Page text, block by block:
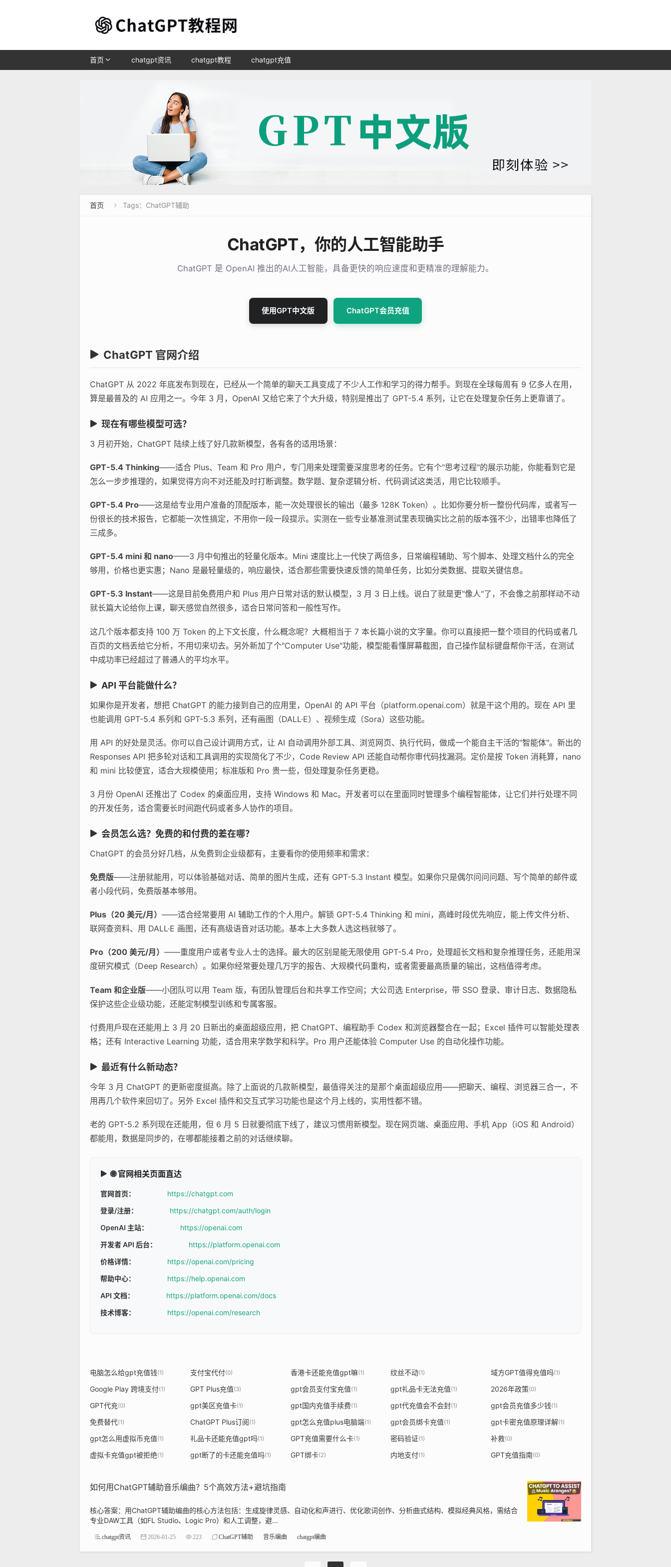
首页 chatgpt资讯 chatgpt教程 chatgpt充值
首页  Tags：ChatGPT辅助
ChatGPT，你的人工智能助手
ChatGPT 是 OpenAI 推出的AI人工智能，具备更快的响应速度和更精准的理解能力。
使用GPT中文版 ChatGPT会员充值
ChatGPT 官网介绍
ChatGPT 从 2022 年底发布到现在，已经从一个简单的聊天工具变成了不少人工作和学习的得力帮手。到现在全球每周有 9 亿多人在用，
算是最普及的 AI 应用之一。今年 3 月，OpenAI 又给它来了个大升级，特别是推出了 GPT-5.4 系列，让它在处理复杂任务上更靠谱了。
现在有哪些模型可选？
3 月初开始，ChatGPT 陆续上线了好几款新模型，各有各的适用场景：
GPT-5.4 Thinking——适合 Plus、Team 和 Pro 用户，专门用来处理需要深度思考的任务。它有个"思考过程"的展示功能，你能看到它是
怎么一步步推理的，如果觉得方向不对还能及时打断调整。数学题、复杂逻辑分析、代码调试这类活，用它比较顺手。
GPT-5.4 Pro——这是给专业用户准备的顶配版本，能一次处理很长的输出（最多 128K Token）。比如你要分析一整份代码库，或者写一
份很长的技术报告，它都能一次性搞定，不用你一段一段提示。实测在一些专业基准测试里表现确实比之前的版本强不少，出错率也降低了
三成多。
GPT-5.4 mini 和 nano——3 月中旬推出的轻量化版本。Mini 速度比上一代快了两倍多，日常编程辅助、写个脚本、处理文档什么的完全
够用，价格也更实惠；Nano 是最轻量级的，响应最快，适合那些需要快速反馈的简单任务，比如分类数据、提取关键信息。
GPT-5.3 Instant——这是目前免费用户和 Plus 用户日常对话的默认模型，3 月 3 日上线。说白了就是更"像人"了，不会像之前那样动不动
就长篇大论给你上课，聊天感觉自然很多，适合日常问答和一般性写作。
这几个版本都支持 100 万 Token 的上下文长度，什么概念呢？大概相当于 7 本长篇小说的文字量。你可以直接把一整个项目的代码或者几
百页的文档丢给它分析，不用切来切去。另外新加了个"Computer Use"功能，模型能看懂屏幕截图，自己操作鼠标键盘帮你干活，在测试
中成功率已经超过了普通人的平均水平。
API 平台能做什么？
如果你是开发者，想把 ChatGPT 的能力接到自己的应用里，OpenAI 的 API 平台（platform.openai.com）就是干这个用的。现在 API 里
也能调用 GPT-5.4 系列和 GPT-5.3 系列，还有画图（DALL·E）、视频生成（Sora）这些功能。
用 API 的好处是灵活。你可以自己设计调用方式，让 AI 自动调用外部工具、浏览网页、执行代码，做成一个能自主干活的"智能体"。新出的
Responses API 把多轮对话和工具调用的实现简化了不少，Code Review API 还能自动帮你审代码找漏洞。定价是按 Token 消耗算，nano
和 mini 比较便宜，适合大规模使用；标准版和 Pro 贵一些，但处理复杂任务更稳。
3 月份 OpenAI 还推出了 Codex 的桌面应用，支持 Windows 和 Mac。开发者可以在里面同时管理多个编程智能体，让它们并行处理不同
的开发任务，适合需要长时间跑代码或者多人协作的项目。
会员怎么选？免费的和付费的差在哪？
ChatGPT 的会员分好几档，从免费到企业级都有，主要看你的使用频率和需求：
免费版——注册就能用，可以体验基础对话、简单的图片生成，还有 GPT-5.3 Instant 模型。如果你只是偶尔问问问题、写个简单的邮件或
者小段代码，免费版基本够用。
Plus（20 美元/月） ——适合经常要用 AI 辅助工作的个人用户。解锁 GPT-5.4 Thinking 和 mini，高峰时段优先响应，能上传文件分析、
联网查资料、用 DALL·E 画图，还有高级语音对话功能。基本上大多数人选这档就够了。
Pro（200 美元/月） ——重度用户或者专业人士的选择。最大的区别是能无限使用 GPT-5.4 Pro，处理超长文档和复杂推理任务，还能用深
度研究模式（Deep Research）。如果你经常要处理几万字的报告、大规模代码重构，或者需要最高质量的输出，这档值得考虑。
Team 和企业版——小团队可以用 Team 版，有团队管理后台和共享工作空间；大公司选 Enterprise，带 SSO 登录、审计日志、数据隐私
保护这些企业级功能，还能定制模型训练和专属客服。
付费用戶现在还能用上 3 月 20 日新出的桌面超级应用，把 ChatGPT、编程助手 Codex 和浏览器整合在一起；Excel 插件可以智能处理表
格；还有 Interactive Learning 功能，适合用来学数学和科学。Pro 用户还能体验 Computer Use 的自动化操作功能。
最近有什么新动态？
今年 3 月 ChatGPT 的更新密度挺高。除了上面说的几款新模型，最值得关注的是那个桌面超级应用——把聊天、编程、浏览器三合一，不
用再几个软件来回切了。另外 Excel 插件和交互式学习功能也是这个月上线的，实用性都不错。
老的 GPT-5.2 系列现在还能用，但 6 月 5 日就要彻底下线了，建议习惯用新模型。现在网页端、桌面应用、手机 App（iOS 和 Android）
都能用，数据是同步的，在哪都能接着之前的对话继续聊。
🌐 官网相关页面直达
官网首页：
https://chatgpt.com
登录/注册：
https://chatgpt.com/auth/login
OpenAI 主站：
https://openai.com
开发者 API 后台：
https://platform.openai.com
价格详情：
https://openai.com/pricing
帮助中心：
https://help.openai.com
API 文档：
https://platform.openai.com/docs
技术博客：
https://openai.com/research
电脑怎么给gpt充值钱(1) 支付宝代付(0) 香港卡还能充值gpt嘛(1) 纹丝不动(1) 域方GPT值得充值吗(1)
Google Play 跨境支付(1) GPT Plus充值(3) gpt会员支付宝充值(1) gpt礼品卡无法充值(1) 2026年政策(0)
GPT代充(0) gpt美区充值卡(1) gpt国内充值手续费(1) gpt代充值会不会封(1) gpt会员充值多少钱(1)
免费替代(1) ChatGPT Plus订阅(1) gpt怎么充值plus电脑端(1) gpt会员绑卡充值(1) gpt卡密充值原理详解(1)
gpt怎么用虚拟币充值(1) 礼品卡还能充值gpt吗(1) GPT充值需要什么卡(1) 密码验证(1) 补救(0)
虚拟卡充值gpt被拒绝(1) gpt断了的卡还能充值吗(1) GPT绑卡(2) 内地支付(1) GPT充值指南(0)
如何用ChatGPT辅助音乐编曲？5个高效方法+避坑指南
核心答案：用ChatGPT辅助编曲的核心方法包括：生成旋律灵感、自动化和声进行、优化歌词创作、分析曲式结构、模拟经典风格，需结合
专业DAW工具（如FL Studio、Logic Pro）和人工调整，避...
chatgpt资讯 2026-01-25 223 ChatGPT辅助 音乐编曲 chatgpt编曲